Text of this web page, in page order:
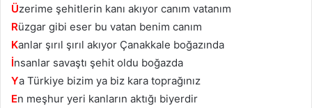
Üzerime şehitlerin kanı akıyor canım vatanım
Rüzgar gibi eser bu vatan benim canım
Kanlar şırıl şırıl akıyor Çanakkale boğazında
İnsanlar savaştı şehit oldu boğazda
Ya Türkiye bizim ya biz kara toprağınız
En meşhur yeri kanların aktığı biyerdir